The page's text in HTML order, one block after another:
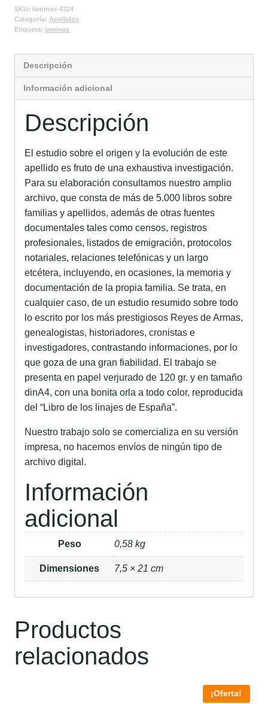
SKU: laminas-4324
Categoría: Apellidos
Etiqueta: laminas
Descripción
Información adicional
Descripción
El estudio sobre el origen y la evolución de este
apellido es fruto de una exhaustiva investigación.
Para su elaboración consultamos nuestro amplio
archivo, que consta de más de 5.000 libros sobre
familias y apellidos, además de otras fuentes
documentales tales como censos, registros
profesionales, listados de emigración, protocolos
notariales, relaciones telefónicas y un largo
etcétera, incluyendo, en ocasiones, la memoria y
documentación de la propia familia. Se trata, en
cualquier caso, de un estudio resumido sobre todo
lo escrito por los más prestigiosos Reyes de Armas,
genealogistas, historiadores, cronistas e
investigadores, contrastando informaciones, por lo
que goza de una gran fiabilidad. El trabajo se
presenta en papel verjurado de 120 gr. y en tamaño
dinA4, con una bonita orla a todo color, reproducida
del “Libro de los linajes de España”.
Nuestro trabajo solo se comercializa en su versión
impresa, no hacemos envíos de ningún tipo de
archivo digital.
Información
adicional
Peso 0,58 kg
Dimensiones 7,5 × 21 cm
Productos
relacionados
¡Oferta!